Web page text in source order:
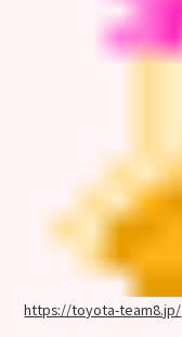
https://toyota-team8.jp/